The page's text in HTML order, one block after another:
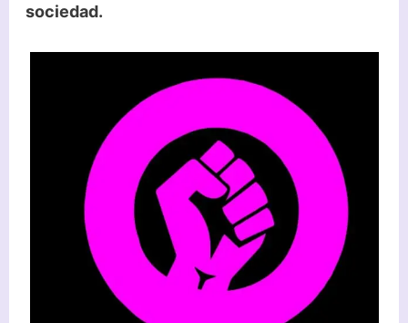
sociedad.